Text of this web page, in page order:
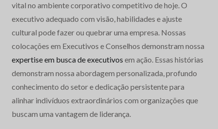
vital no ambiente corporativo competitivo de hoje. O
executivo adequado com visão, habilidades e ajuste
cultural pode fazer ou quebrar uma empresa. Nossas
colocações em Executivos e Conselhos demonstram nossa
expertise em busca de executivos em ação. Essas histórias
demonstram nossa abordagem personalizada, profundo
conhecimento do setor e dedicação persistente para
alinhar indivíduos extraordinários com organizações que
buscam uma vantagem de liderança.